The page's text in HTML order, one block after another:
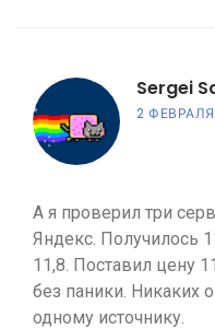
Sergei
2
А я проверил три
Яндекс. Получилось
11,8. Поставил цену
без паники. Никаких
одному источнику.